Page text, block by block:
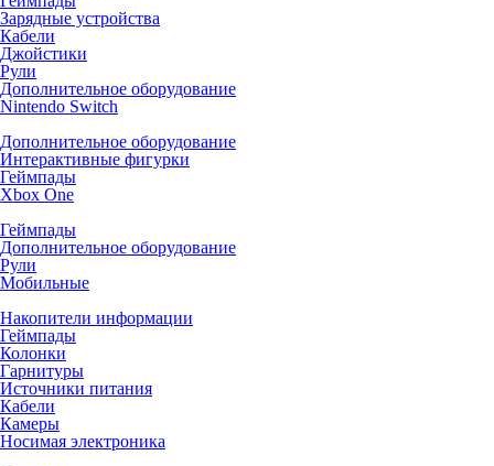
Зарядные устройства
Кабели
Джойстики
Рули
Дополнительное оборудование
Nintendo Switch
Дополнительное оборудование
Интерактивные фигурки
Геймпады
Xbox One
Геймпады
Дополнительное оборудование
Рули
Мобильные
Накопители информации
Геймпады
Колонки
Гарнитуры
Источники питания
Кабели
Камеры
Носимая электроника